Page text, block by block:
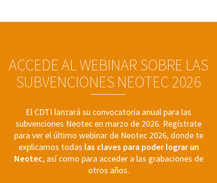
ACCEDE AL WEBINAR SOBRE LAS
SUBVENCIONES NEOTEC 2026
El CDTI lanzará su convocatoria anual para las
subvenciones Neotec en marzo de 2026. Regístrate
para ver el último webinar de Neotec 2026, donde te
explicamos todas las claves para poder lograr un
Neotec, así como para acceder a las grabaciones de
otros años.